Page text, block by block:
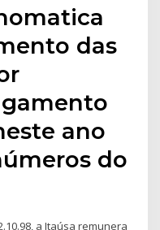
das
ano
do
a Itaúsa remunera